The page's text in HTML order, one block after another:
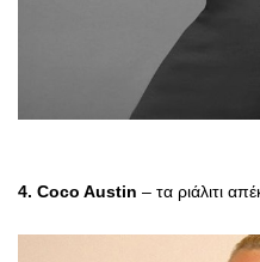
4. Coco Austin – τα ριάλιτι